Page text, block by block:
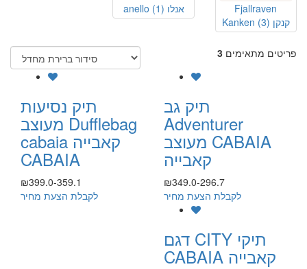
Fjallraven
Kanken קנקן (3)
anello אנלו (1)
3 פריטים מתאימים
תיק גב
Adventurer
מעוצב CABAIA
קאבייה
₪349.0-296.7
לקבלת הצעת מחיר
תיק נסיעות
מעוצב Dufflebag
cabaia קאבייה
CABAIA
₪399.0-359.1
לקבלת הצעת מחיר
דגם CITY תיקי
CABAIA קאבייה